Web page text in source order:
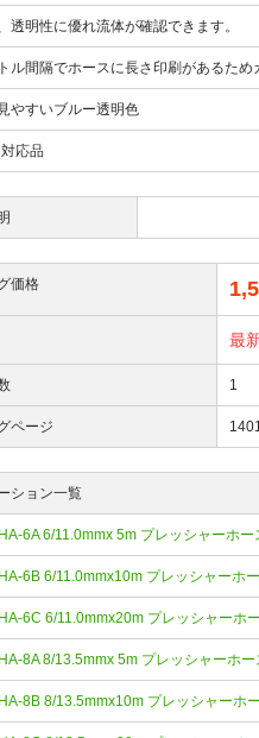
透明性に優れ流体が確認できます。
ル間隔でホースに長さ印刷があるため
やすいブルー透明色
応品
価格
最
1
ページ
ション一覧
6A 6/11.0mmx 5m プレッシャーホー
6B 6/11.0mmx10m プレッシャーホ
6C 6/11.0mmx20m プレッシャーホ
8A 8/13.5mmx 5m プレッシャーホ
8B 8/13.5mmx10m プレッシャーホ